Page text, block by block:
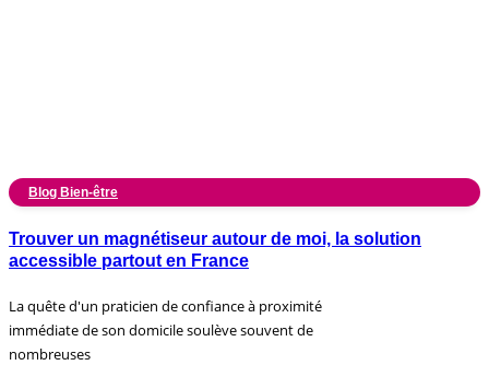
Blog Bien-être
Trouver un magnétiseur autour de moi, la solution
accessible partout en France
La quête d'un praticien de confiance à proximité
immédiate de son domicile soulève souvent de
nombreuses